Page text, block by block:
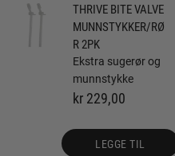
THRIVE BITE VALVE
MUNNSTYKKER/RØ
R 2PK
Ekstra sugerør og
munnstykke
kr 229,00
LEGGE TIL